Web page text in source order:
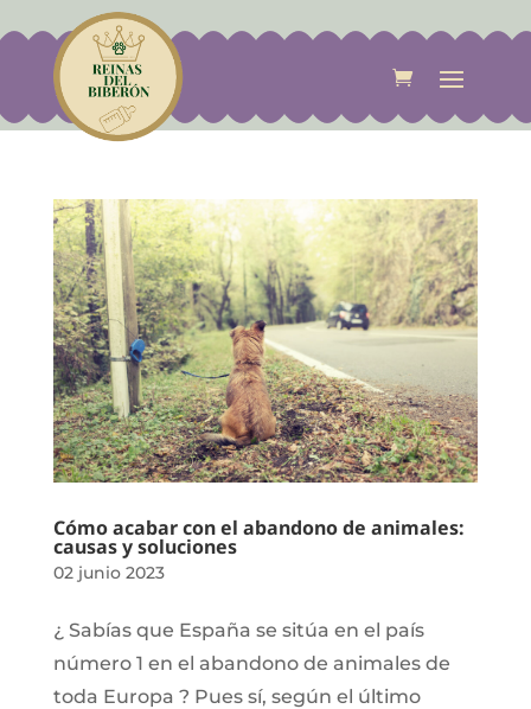
Cómo acabar con el abandono de animales:
causas y soluciones
02 junio 2023
¿ Sabías que España se sitúa en el país
número 1 en el abandono de animales de
toda Europa ? Pues sí, según el último